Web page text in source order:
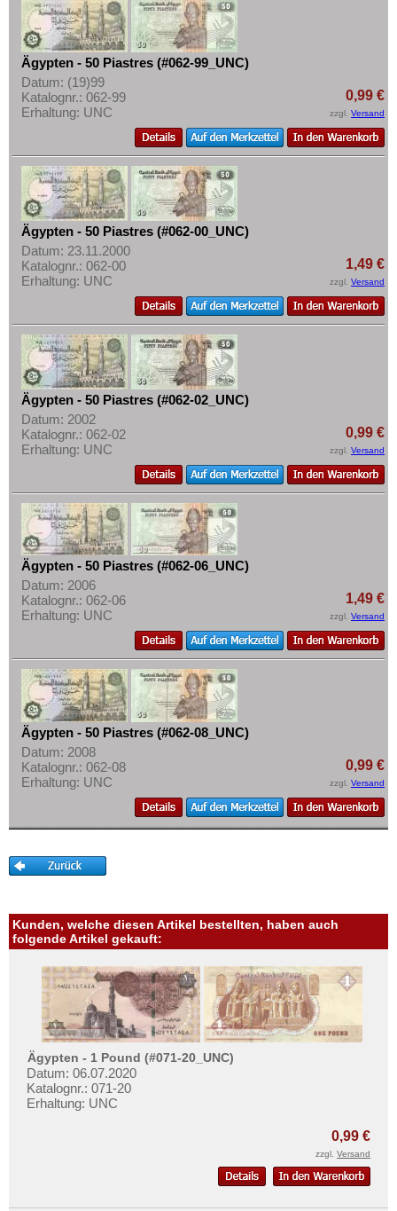
Lesotho
Liberia
Libyen
Madagaskar
Malawi
Marokko
Mauretanien
Mauritius
Mozambique
Namibia
Nigeria
Ostafrika
Portugiesisch Guinea
Rhodesien
Rhodesien & Nyasaland
Ruanda-Burundi
Sambia
Sao Tome & Principe
Senegal
Seychellen
Sierra Leone
Somaliland
St. Helena
Süd Sudan
Südafrika
Sudan
Togo
Tunesien
Uganda
Westafrikanische Staaten
Zaire
Zentralafrikanische Republik
Zentralafrikanische Staaten
Zimbabwe
Mehr über...
Zahlungsbedingungen
Privatsphäre und Datenschutz
Widerrufsbelehrung
Liefer- und Versandkosten
Impressum
Ägypten - 50 Piastres (#062-99_UNC)
Datum: (19)99
Katalognr.: 062-99
Erhaltung: UNC
0,99 €
zzgl. Versand
Ägypten - 50 Piastres (#062-00_UNC)
Datum: 23.11.2000
Katalognr.: 062-00
Erhaltung: UNC
1,49 €
zzgl. Versand
Ägypten - 50 Piastres (#062-02_UNC)
Datum: 2002
Katalognr.: 062-02
Erhaltung: UNC
0,99 €
zzgl. Versand
Ägypten - 50 Piastres (#062-06_UNC)
Datum: 2006
Katalognr.: 062-06
Erhaltung: UNC
1,49 €
zzgl. Versand
Ägypten - 50 Piastres (#062-08_UNC)
Datum: 2008
Katalognr.: 062-08
Erhaltung: UNC
0,99 €
zzgl. Versand
Kunden, welche diesen Artikel bestellten, haben auch
folgende Artikel gekauft:
Ägypten - 1 Pound (#071-20_UNC)
Datum: 06.07.2020
Katalognr.: 071-20
Erhaltung: UNC
0,99 €
zzgl. Versand